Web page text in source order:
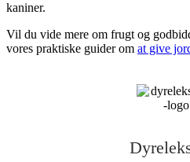
kaniner.
Vil du vide mere om frugt og
vores praktiske guider om at give